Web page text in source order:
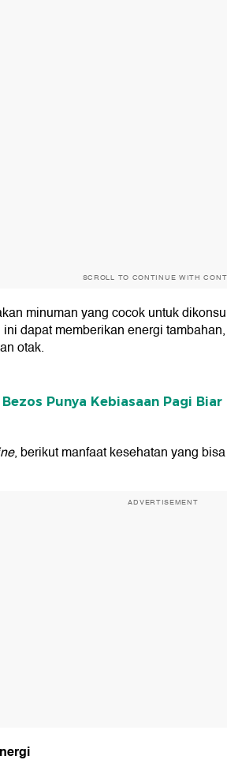
SCROLL TO CONTINUE WITH
minuman yang cocok untuk
dapat memberikan energi
otak.
Punya Kebiasaan Pagi
, berikut manfaat kesehatan yang
ADVERTISEMENT